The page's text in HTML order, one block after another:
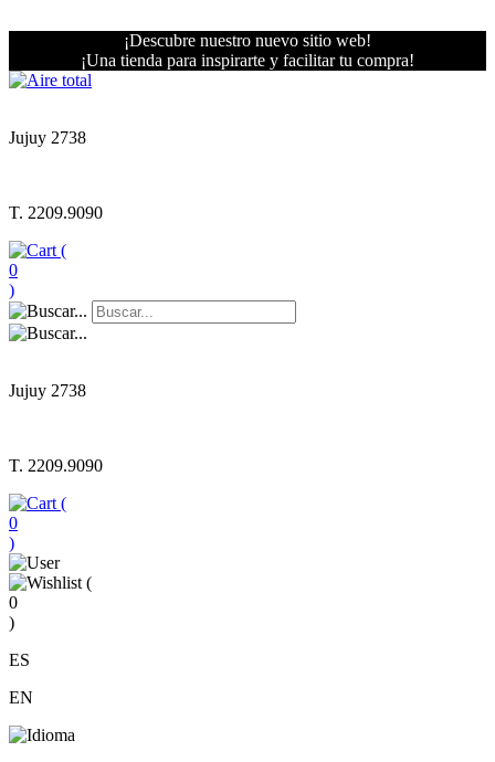
¡Descubre nuestro nuevo sitio web!
¡Una tienda para inspirarte y facilitar tu compra!
Jujuy 2738
T. 2209.9090
(
0
)
Jujuy 2738
T. 2209.9090
(
0
)
(
0
)
ES
EN